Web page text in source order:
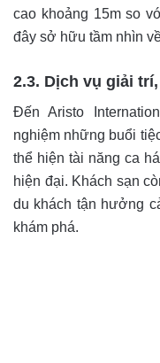
cao khoảng 15m so
đây sở hữu tầm nhìn
2.3. Dịch vụ giải
Đến Aristo
nghiệm những buổi
thể hiện tài năng ca
hiện đại. Khách sạn
du khách tận hưởng
khám phá.